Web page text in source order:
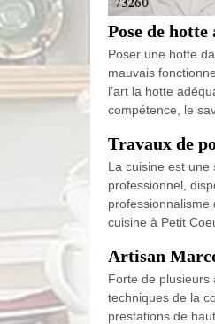
Pose de
Poser une hotte
mauvais
l’art la hotte
compétence, le
Travaux de
La cuisine est une
professionnel,
professionnalisme
cuisine à Petit
Artisan
Forte de plusieurs
techniques de la
prestations de